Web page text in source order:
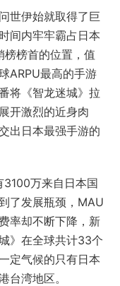
世伊始就取得了巨
间内牢牢霸占日本
榜首的位置，值
ARPU最高的手游
将《智龙迷城》拉
开激烈的近身肉
出日本最强手游的
3100万来自日本国
了发展瓶颈，MAU
率却不断下降，新
》在全球共计33个
定气候的只有日本
台湾地区。